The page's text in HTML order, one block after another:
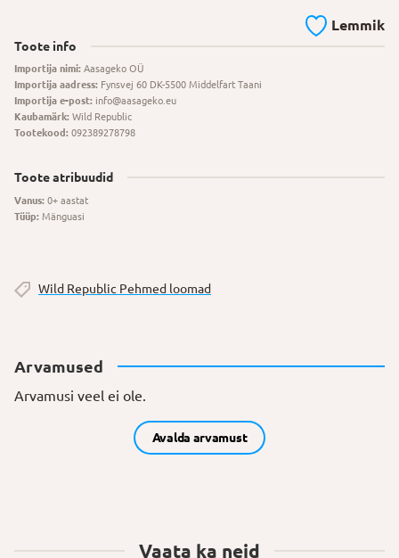
Lemmik
Toote info
Importija nimi: Aasageko OÜ
Importija aadress: Fynsvej 60 DK-5500 Middelfart Taani
Importija e-post: info@aasageko.eu
Kaubamärk: Wild Republic
Tootekood: 092389278798
Toote atribuudid
Vanus: 0+ aastat
Tüüp: Mänguasi
Wild Republic Pehmed loomad
Arvamused
Arvamusi veel ei ole.
Avalda arvamust
Vaata ka neid